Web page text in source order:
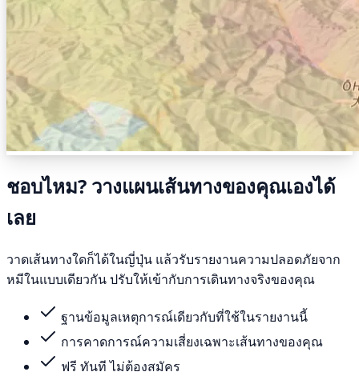
ชอบไหม? วางแผนเส้นทางของคุณเองได้
เลย
วาดเส้นทางใดก็ได้ในญี่ปุ่น แล้วรับรายงานความปลอดภัยจาก
หมีในแบบเดียวกัน ปรับให้เข้ากับการเดินทางจริงของคุณ
ฐานข้อมูลเหตุการณ์เดียวกับที่ใช้ในรายงานนี้
การคาดการณ์ความเสี่ยงเฉพาะเส้นทางของคุณ
ฟรี ทันที ไม่ต้องสมัคร